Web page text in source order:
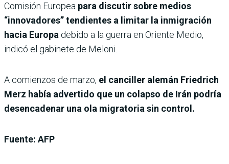
Comisión Europea para discutir sobre medios
“innovadores” tendientes a limitar la inmigración
hacia Europa debido a la guerra en Oriente Medio,
indicó el gabinete de Meloni.
A comienzos de marzo, el canciller alemán Friedrich
Merz había advertido que un colapso de Irán podría
desencadenar una ola migratoria sin control.
Fuente: AFP